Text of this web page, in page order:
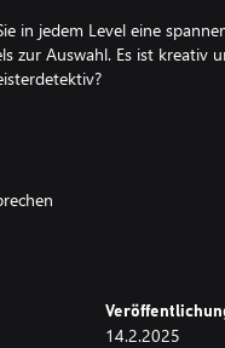
in jedem Level eine
zur Auswahl. Es ist kreativ
14.2.2025